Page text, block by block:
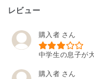
レビュー
購入者
中学生の息子が
購入者